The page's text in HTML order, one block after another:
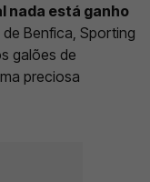
nada está ganho
de Benfica, Sporting
galões de
preciosa